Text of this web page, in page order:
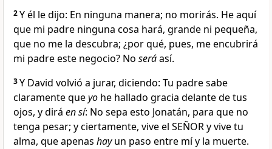
2Y él le dijo: En ninguna manera; no morirás. He aquí
que mi padre ninguna cosa hará, grande ni pequeña,
que no me la descubra; ¿por qué, pues, me encubrirá
mi padre este negocio? No seráasí.
3Y David volvió a jurar, diciendo: Tu padre sabe
claramente queyo he hallado gracia delante de tus
ojos, y dirá en sí: No sepa esto Jonatán, para que no
tenga pesar; y ciertamente, vive el SEÑOR y vive tu
alma, que apenas hayun paso entre mí y la muerte.